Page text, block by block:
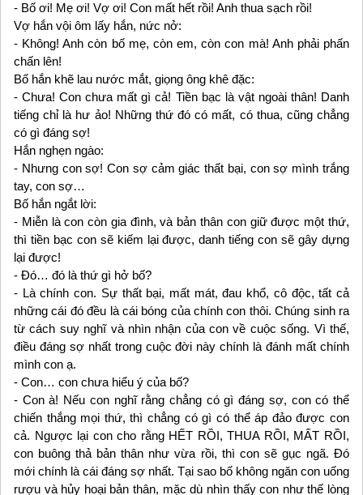
- Bố ơi! Mẹ ơi! Vợ ơi! Con mất hết rồi! Anh thua sạch rồi!
Vợ hắn vội ôm lấy hắn, nức nở:
- Không! Anh còn bố mẹ, còn em, còn con mà! Anh phải phấn
chấn lên!
Bố hắn khẽ lau nước mắt, giọng ông khê đặc:
- Chưa! Con chưa mất gì cả! Tiền bạc là vật ngoài thân! Danh
tiếng chỉ là hư ảo! Những thứ đó có mất, có thua, cũng chẳng
có gì đáng sợ!
Hắn nghẹn ngào:
- Nhưng con sợ! Con sợ cảm giác thất bại, con sợ mình trắng
tay, con sợ…
Bố hắn ngắt lời:
- Miễn là con còn gia đình, và bản thân con giữ được một thứ,
thì tiền bạc con sẽ kiếm lại được, danh tiếng con sẽ gây dựng
lại được!
- Đó… đó là thứ gì hở bố?
- Là chính con. Sự thất bại, mất mát, đau khổ, cô độc, tất cả
những cái đó đều là cái bóng của chính con thôi. Chúng sinh ra
từ cách suy nghĩ và nhìn nhận của con về cuộc sống. Vì thế,
điều đáng sợ nhất trong cuộc đời này chính là đánh mất chính
mình con ạ.
- Con… con chưa hiểu ý của bố?
- Con à! Nếu con nghĩ rằng chẳng có gì đáng sợ, con có thể
chiến thắng mọi thứ, thì chẳng có gì có thể áp đảo được con
cả. Ngược lại con cho rằng HẾT RỒI, THUA RỒI, MẤT RỒI,
con buông thả bản thân như vừa rồi, thì con sẽ gục ngã. Đó
mới chính là cái đáng sợ nhất. Tại sao bố không ngăn con uống
rượu và hủy hoại bản thân, mặc dù nhìn thấy con như thế lòng